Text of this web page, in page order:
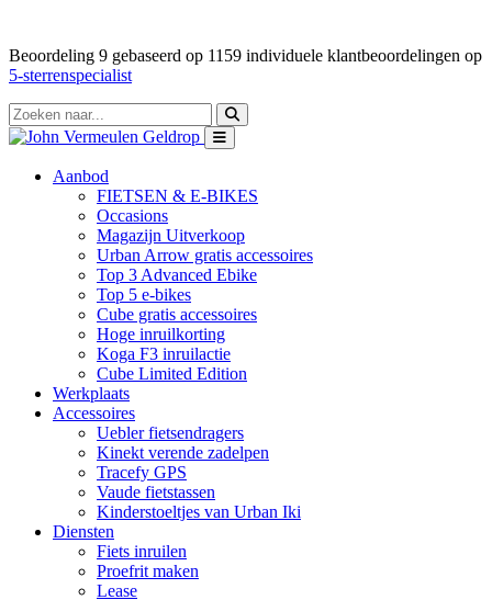
Beoordeling 9 gebaseerd op 1159 individuele klantbeoordelingen op
5-sterrenspecialist
Aanbod
FIETSEN & E-BIKES
Occasions
Magazijn Uitverkoop
Urban Arrow gratis accessoires
Top 3 Advanced Ebike
Top 5 e-bikes
Cube gratis accessoires
Hoge inruilkorting
Koga F3 inruilactie
Cube Limited Edition
Werkplaats
Accessoires
Uebler fietsendragers
Kinekt verende zadelpen
Tracefy GPS
Vaude fietstassen
Kinderstoeltjes van Urban Iki
Diensten
Fiets inruilen
Proefrit maken
Lease